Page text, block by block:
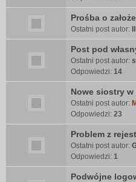
Prośba o
Ostatni post autor:
Post pod
Ostatni post autor:
Odpowiedzi: 14
Nowe siostry w
Ostatni post autor:
Odpowiedzi: 23
Problem z
Ostatni post autor:
Odpowiedzi: 1
Podwójne